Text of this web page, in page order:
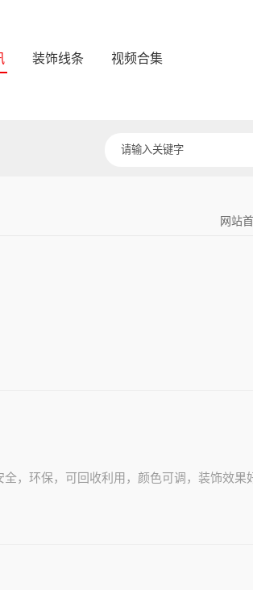
装饰线条 视频合集
网站
，环保，可回收利用，颜色可调，装饰效果